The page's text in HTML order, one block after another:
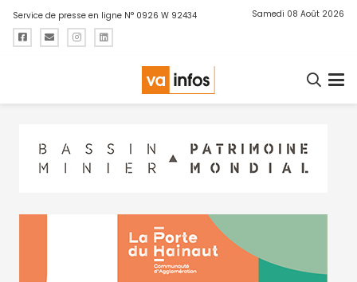
Service de presse en ligne N° 0926 W 92434 Samedi 08 Août 2026